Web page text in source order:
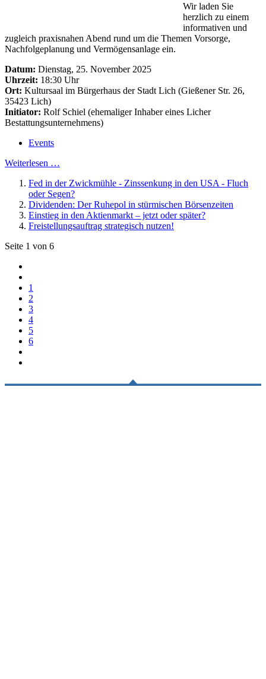
Wir laden Sie
herzlich zu einem
informativen und
zugleich praxisnahen Abend rund um die Themen Vorsorge,
Nachfolgeplanung und Vermögensanlage ein.
Datum: Dienstag, 25. November 2025
Uhrzeit: 18:30 Uhr
Ort: Kultursaal im Bürgerhaus der Stadt Lich (Gießener Str. 26,
35423 Lich)
Initiator: Rolf Schiel (ehemaliger Inhaber eines Licher
Bestattungsunternehmens)
Events
Weiterlesen …
Fed in der Zwickmühle - Zinssenkung in den USA - Fluch
oder Segen?
Dividenden: Der Ruhepol in stürmischen Börsenzeiten
Einstieg in den Aktienmarkt – jetzt oder später?
Freistellungsauftrag strategisch nutzen!
Seite 1 von 6
1
2
3
4
5
6